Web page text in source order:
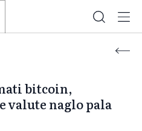
bitcoin,
naglo pala